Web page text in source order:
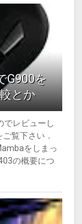
G900を
とか
でレビューし
覧下さい．
をしまっ
の概要につ